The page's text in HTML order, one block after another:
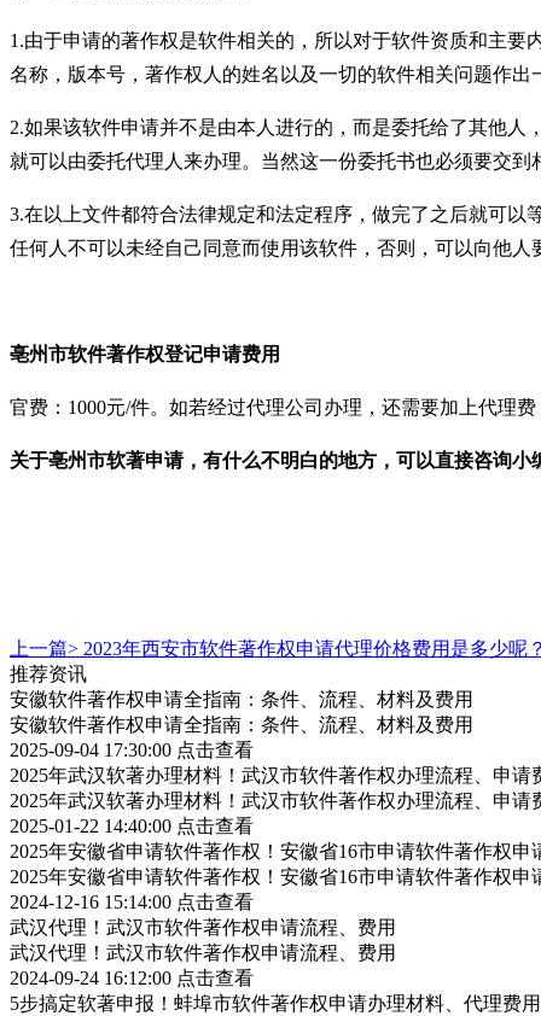
1.由于申请的著作权是软件相关的，所以对于软件资质和主
名称，版本号，著作权人的姓名以及一切的软件相关问题作
2.如果该软件申请并不是由本人进行的，而是委托给了其他
就可以由委托代理人来办理。当然这一份委托书也必须要交
3.在以上文件都符合法律规定和法定程序，做完了之后就可
任何人不可以未经自己同意而使用该软件，否则，可以向他人
亳州市软件著作权登记申请费用
官费： 1000元/件。如若经过代理公司办理，还需要加上代理
关于亳州市软著申请，有什么不明白的地方，可以直接咨询小
上一篇> 2023年西安市软件著作权申请代理价格费用是多少呢
推荐资讯
安徽软件著作权申请全指南：条件、流程、材料及费用
安徽软件著作权申请全指南：条件、流程、材料及费用
2025-09-04 17:30:00 点击查看
2025年武汉软著办理材料！武汉市软件著作权办理流程、申请
2025年武汉软著办理材料！武汉市软件著作权办理流程、申请
2025-01-22 14:40:00 点击查看
2025年安徽省申请软件著作权！安徽省16市申请软件著作权申
2025年安徽省申请软件著作权！安徽省16市申请软件著作权申
2024-12-16 15:14:00 点击查看
武汉代理！武汉市软件著作权申请流程、费用
武汉代理！武汉市软件著作权申请流程、费用
2024-09-24 16:12:00 点击查看
5步搞定软著申报！蚌埠市软件著作权申请办理材料、代理费用